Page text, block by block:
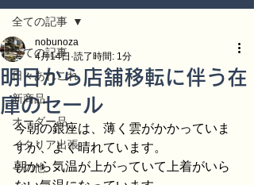
全ての記事
日々あれこれ
新商品
オーダー品
イタリア出張
その他
全ての記事
明日から店舗移転に伴う在
庫のセール
nobunoza
4月14日 読了時間: 1分
今朝の銀座は、薄く雲がかかっていま
すが、よく晴れています。
朝から気温が上がっていて上着がいら